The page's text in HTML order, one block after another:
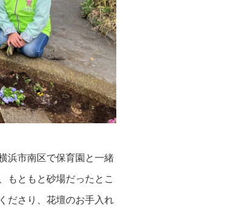
浜市南区で保育園と一緒
もともと砂場だったとこ
ださり、花壇のお手入れ